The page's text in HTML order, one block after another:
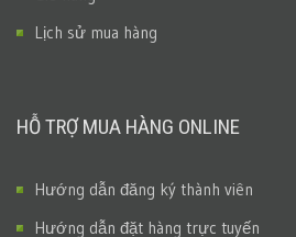
Lịch sử mua hàng
HỖ TRỢ MUA HÀNG ONLINE
Hướng dẫn đăng ký thành viên
Hướng dẫn đặt hàng trực tuyến